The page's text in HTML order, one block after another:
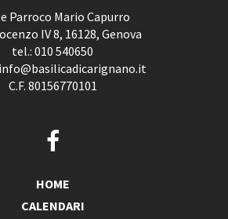
Parroco Mario Capurro
IV 8, 16128, Genova
tel.: 010 540650
info@basilicadicarignano.it
C.F. 80156770101
HOME
CALENDARI